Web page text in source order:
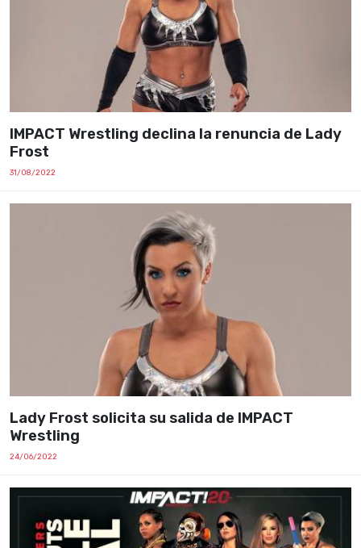
IMPACT Wrestling declina la renuncia de Lady
Frost
31/08/2022
Lady Frost solicita su salida de IMPACT
Wrestling
24/06/2022